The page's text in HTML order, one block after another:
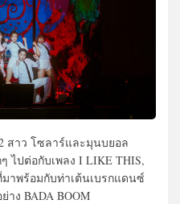
สาว โซลาร์และมุนบยอล
ไปต่อกับเพลง I LIKE THIS,
มาพร้อมกับท่าเต้นเบรกแดนซ์
าง BADA BOOM